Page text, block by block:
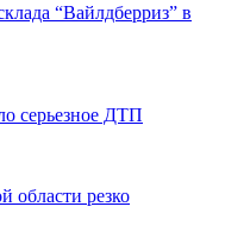
“Вайлдберриз” в
серьезное ДТП
области резко